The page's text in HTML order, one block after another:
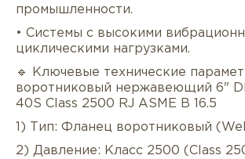
Описание
промышленности.
• Системы с высокими
циклическими нагрузками.
🔹 Ключевые технические
воротниковый нержавеющий 6"
40S Class 2500 RJ ASME B 16.5
1) Тип: Фланец воротниковый
2) Давление: Класс 2500 (Class